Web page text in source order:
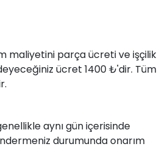
maliyetini parça ücreti ve işçilik
ücret 1400 ₺'dir. Tüm
aynı gün içerisinde
durumunda onarım